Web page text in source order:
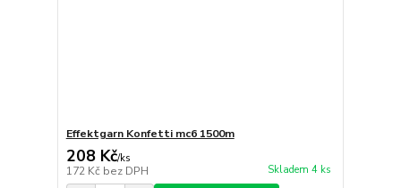
Effektgarn Konfetti mc6 1500m
208 Kč/ks
172 Kč bez DPH Skladem 4 ks